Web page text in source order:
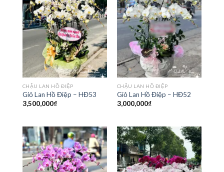
CHẬU LAN HỒ ĐIỆP
Giỏ Lan Hồ Điệp – HĐ53
3,500,000₫
CHẬU LAN HỒ ĐIỆP
Giỏ Lan Hồ Điệp – HĐ52
3,000,000₫